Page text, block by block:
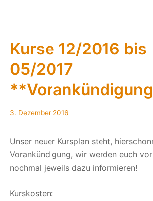
geht
letzte
Runde
Kurse 12/2016 bis
05/2017
3. Dezember 2016
Unser neuer Kursplan steht,
Vorankündigung, wir werden euch vor
nochmal jeweils dazu informieren!
Kurskosten: